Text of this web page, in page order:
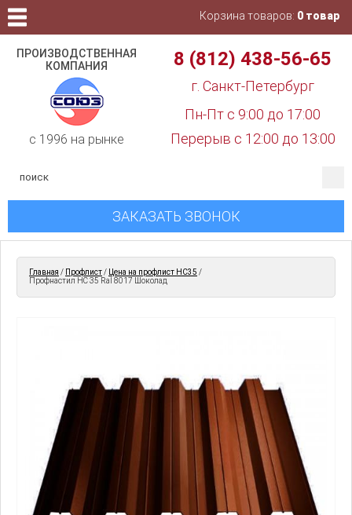
ПРОИЗВОДСТВЕННАЯ
КОМПАНИЯ
c 1996 на рынке
8 (812) 438-56-65
г. Санкт-Петербург
Пн-Пт с 9:00 до 17:00
Перерыв с 12:00 до 13:00
Корзина товаров: 0 товар
ЗАКАЗАТЬ ЗВОНОК
Главная / Профлист/ Цена на профлист НС35 /
Профнастил НС 35 Ral 8017 Шоколад